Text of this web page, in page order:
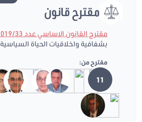
مقترح قانون
مقترح القانون الاساسي عدد 2019/33
بشفافية واخلاقيات الحياة السياسية
مقترح من:
11